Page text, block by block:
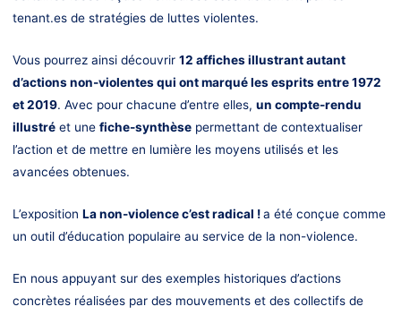
tenant.es de stratégies de luttes violentes.
Vous pourrez ainsi découvrir 12 affiches illustrant autant
d’actions non-violentes qui ont marqué les esprits entre 1972
et 2019. Avec pour chacune d’entre elles, un compte-rendu
illustréet une fiche-synthèsepermettant de contextualiser
l’action et de mettre en lumière les moyens utilisés et les
avancées obtenues.
L’exposition La non-violence c’est radical !a été conçue comme
un outil d’éducation populaire au service de la non-violence.
En nous appuyant sur des exemples historiques d’actions
concrètes réalisées par des mouvements et des collectifs de